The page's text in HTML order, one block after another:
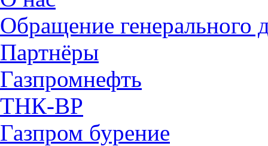
Обращение генерального
Партнёры
Газпромнефть
ТНК-ВР
Газпром бурение